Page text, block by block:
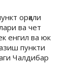
орқали
ва чет
енгил ва юк
пункти
Чалдибар